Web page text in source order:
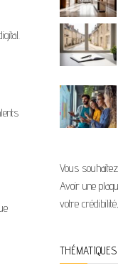
Vous
Avoir une
votre
THÉMATIQUES